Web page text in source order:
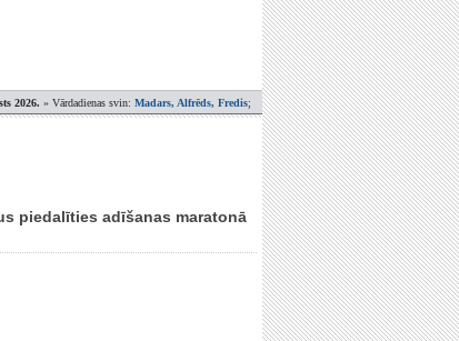
2026. » Vārdadienas svin: Madars, Alfrēds, Fredis;
piedalīties adīšanas maratonā